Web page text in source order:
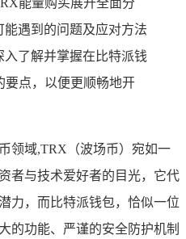
遇到的问题及应对方法
了解并掌握在比特派钱
要点，以便更顺畅地开
领域,TRX（波场币）宛如一
者与技术爱好者的目光，它代
力，而比特派钱包，恰似一位
的功能、严谨的安全防护机制